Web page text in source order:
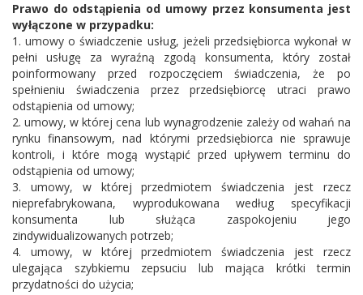
Prawo do odstąpienia od umowy przez konsumenta jest
wyłączone w przypadku:
1. umowy o świadczenie usług, jeżeli przedsiębiorca wykonał w
pełni usługę za wyraźną zgodą konsumenta, który został
poinformowany przed rozpoczęciem świadczenia, że po
spełnieniu świadczenia przez przedsiębiorcę utraci prawo
odstąpienia od umowy;
2. umowy, w której cena lub wynagrodzenie zależy od wahań na
rynku finansowym, nad którymi przedsiębiorca nie sprawuje
kontroli, i które mogą wystąpić przed upływem terminu do
odstąpienia od umowy;
3. umowy, w której przedmiotem świadczenia jest rzecz
nieprefabrykowana, wyprodukowana według specyfikacji
konsumenta lub służąca zaspokojeniu jego
zindywidualizowanych potrzeb;
4. umowy, w której przedmiotem świadczenia jest rzecz
ulegająca szybkiemu zepsuciu lub mająca krótki termin
przydatności do użycia;